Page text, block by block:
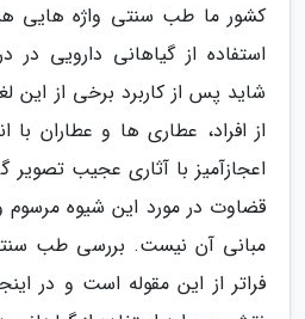
کشور ما طب سنتی واژه هایی
استفاده از گیاهانی دارویی در
شاید پس از کاربرد برخی از این
از افراد، عطاری ها و عطاران با
اعجازآمیز با آثاری عجیب تصویر
قضاوت در مورد این شیوه
مبانی آن نیست. بررسی طب
فراتر از این مقوله است و در